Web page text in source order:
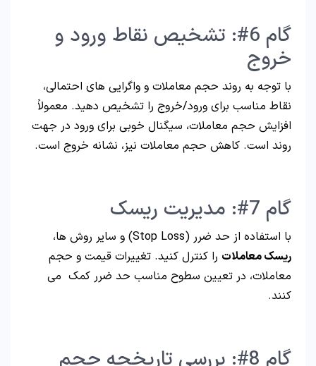
گام 6#: تشخیص نقاط ورود و
خروج
با توجه به روند حجم معاملات و واگرایی های احتمالی،
نقاط مناسب برای ورود/خروج را تشخیص دهید. معمولاً
افزایش حجم معاملات، سیگنال خوبی برای ورود در جهت
روند است. کاهش حجم معاملات نیز، نشانه خروج است.
گام 7#: مدیریت ریسک
با استفاده از حد ضرر (Stop Loss) و سایر روش ها،
ریسک معاملات را کنترل کنید. تغییرات قیمت و حجم
معاملات، در تعیین سطوح مناسب حد ضرر کمک می
کنند.
گام 8#: بررسی تاریخچه حجم